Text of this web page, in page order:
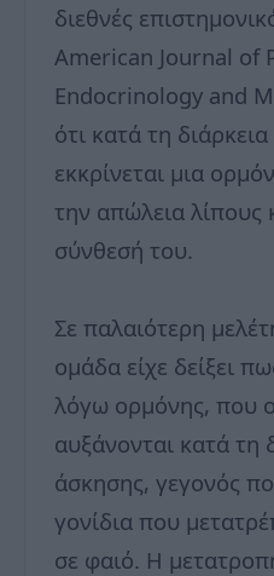
διεθνές
American Journal of
Endocrinology and
ότι κατά τη
εκκρίνεται μια
την απώλεια λίπους
σύνθεσή του.
Σε παλαιότερη
ομάδα είχε δείξει
λόγω ορμόνης, που
αυξάνονται κατά τη
άσκησης, γεγονός
γονίδια που
σε φαιό. Η